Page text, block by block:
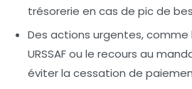
trésorerie en cas de pic de
Des actions urgentes,
URSSAF ou le recours au
éviter la cessation de